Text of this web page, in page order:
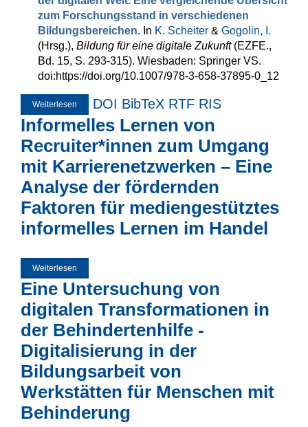
zum Forschungsstand in verschiedenen
Bildungsbereichen. In K. Scheiter & Gogolin, I.
(Hrsg.), Bildung für eine digitale Zukunft(EZFE.,
Bd. 15, S. 293-315). Wiesbaden: Springer VS.
doi:https://doi.org/10.1007/978-3-658-37895-0_12
Weiterlesen über Kompetenzen des pädagogischen Personals in der
digitalen Welt. Eine vergleichende Übersicht zum
Forschungsstand in verschiedenen Bildungsbereichen
DOI BibTeX RTF RIS
Informelles Lernen von
Recruiter*innen zum Umgang
mit Karrierenetzwerken – Eine
Analyse der fördernden
Faktoren für mediengestütztes
informelles Lernen im Handel
Weiterlesen
mit Karrierenetzwerken – Eine Analyse der fördernden
Faktoren für mediengestütztes informelles Lernen im
Handel
Eine Untersuchung von
digitalen Transformationen in
der Behindertenhilfe -
Digitalisierung in der
Bildungsarbeit von
Werkstätten für Menschen mit
Behinderung